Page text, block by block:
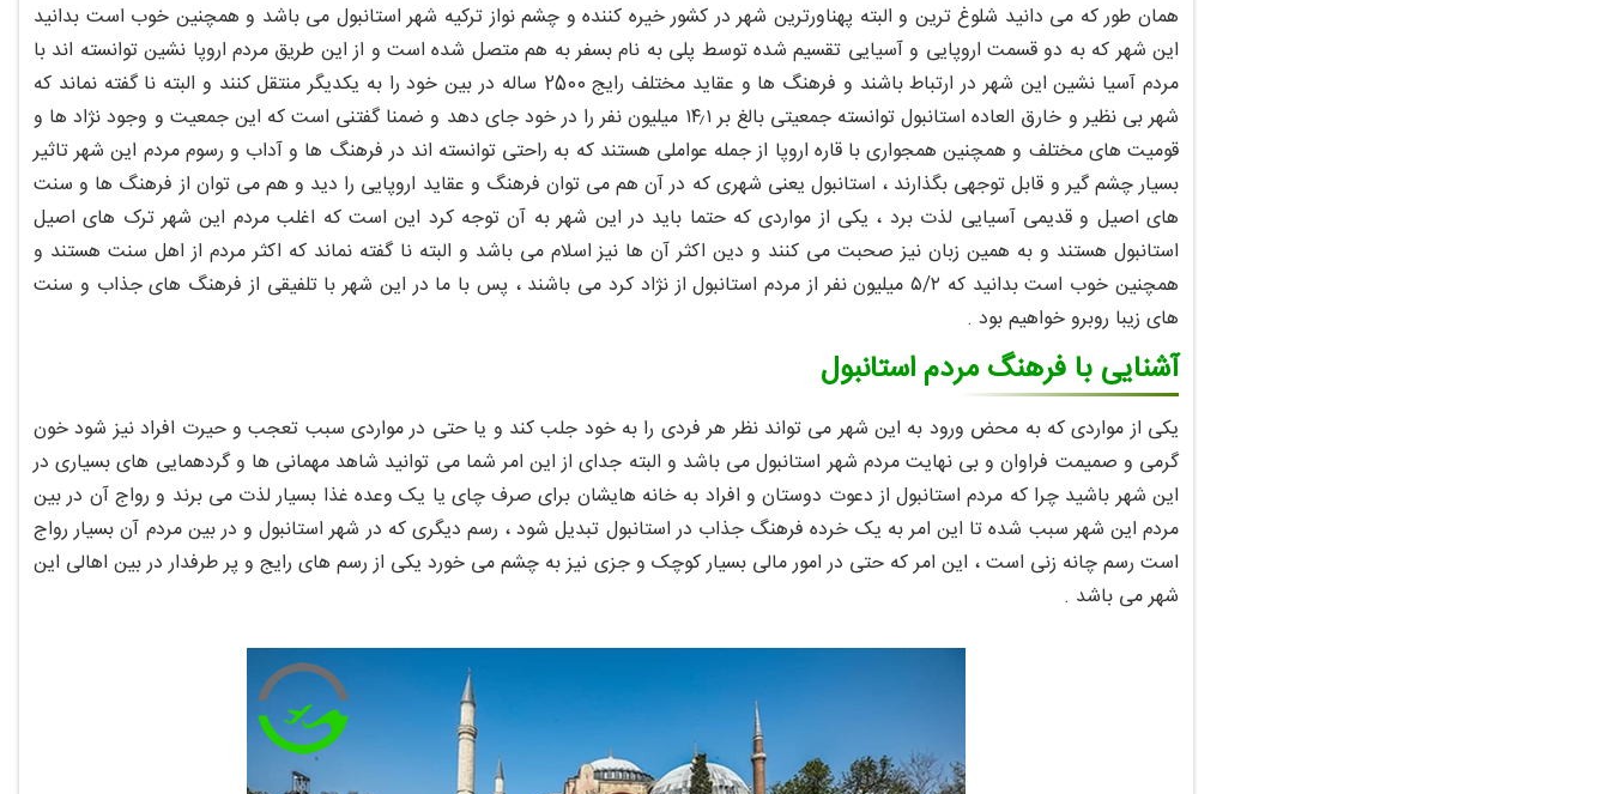
همان طور که می دانید شلوغ ترین و البته پهناورترین شهر در کشور خیره کننده و چشم نواز ترکیه شهر استانبول می باشد و همچنین خوب است بدانید
این شهر که به دو قسمت اروپایی و آسیایی تقسیم شده توسط پلی به نام بسفر به هم متصل شده است و از این طریق مردم اروپا نشین توانسته اند با
مردم آسیا نشین این شهر در ارتباط باشند و فرهنگ ها و عقاید مختلف رایج 2500 ساله در بین خود را به یکدیگر منتقل کنند و البته نا گفته نماند که
شهر بی نظیر و خارق العاده استانبول توانسته جمعیتی بالغ بر ۱۴٫۱ میلیون نفر را در خود جای دهد و ضمنا گفتنی است که این جمعیت و وجود نژاد ها و
قومیت های مختلف و همچنین همجواری با قاره اروپا از جمله عواملی هستند که به راحتی توانسته اند در فرهنگ ها و آداب و رسوم مردم این شهر تاثیر
بسیار چشم گیر و قابل توجهی بگذارند ، استانبول یعنی شهری که در آن هم می توان فرهنگ و عقاید اروپایی را دید و هم می توان از فرهنگ ها و سنت
های اصیل و قدیمی آسیایی لذت برد ، یکی از مواردی که حتما باید در این شهر به آن توجه کرد این است که اغلب مردم این شهر ترک های اصیل
استانبول هستند و به همین زبان نیز صحبت می کنند و دین اکثر آن ها نیز اسلام می باشد و البته نا گفته نماند که اکثر مردم از اهل سنت هستند و
همچنین خوب است بدانید که ۵/۲ میلیون نفر از مردم استانبول از نژاد کرد می باشند ، پس با ما در این شهر با تلفیقی از فرهنگ های جذاب و سنت
های زیبا روبرو خواهیم بود .
آشنایی با فرهنگ مردم استانبول
یکی از مواردی که به محض ورود به این شهر می تواند نظر هر فردی را به خود جلب کند و یا حتی در مواردی سبب تعجب و حیرت افراد نیز شود خون
گرمی و صمیمت فراوان و بی نهایت مردم شهر استانبول می باشد و البته جدای از این امر شما می توانید شاهد مهمانی ها و گردهمایی های بسیاری در
این شهر باشید چرا که مردم استانبول از دعوت دوستان و افراد به خانه هایشان برای صرف چای یا یک وعده غذا بسیار لذت می برند و رواج آن در بین
مردم این شهر سبب شده تا این امر به یک خرده فرهنگ جذاب در استانبول تبدیل شود ، رسم دیگری که در شهر استانبول و در بین مردم آن بسیار رواج
است رسم چانه زنی است ، این امر که حتی در امور مالی بسیار کوچک و جزی نیز به چشم می خورد یکی از رسم های رایج و پر طرفدار در بین اهالی این
شهر می باشد .